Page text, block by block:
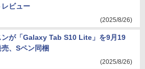
レビュー
(2025/8/26)
ンが「Galaxy Tab S10 Lite」を9月19
売、Sペン同梱
(2025/8/26)